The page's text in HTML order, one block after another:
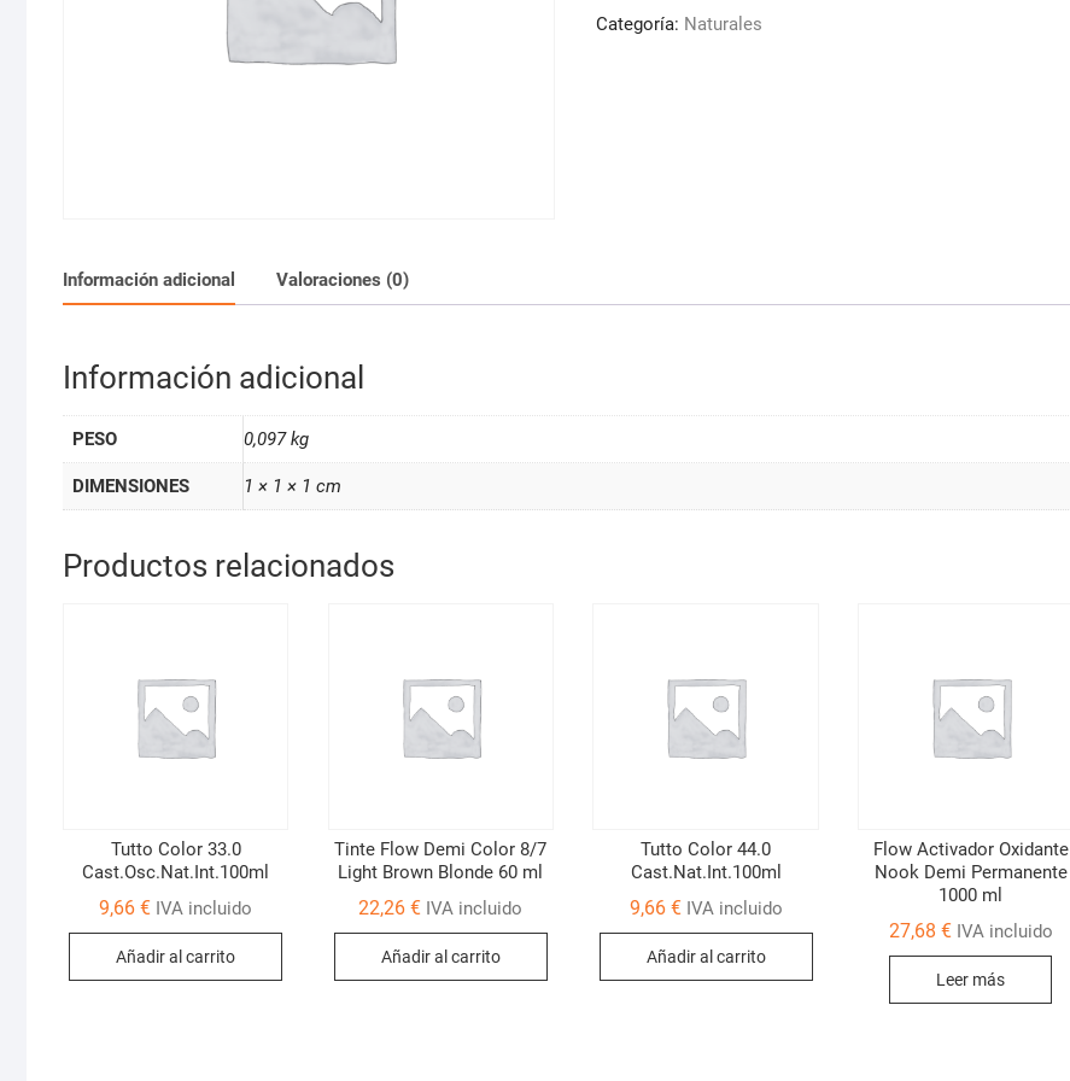
Castaño
Categoría: Naturales
Información adicional Valoraciones (0)
Información adicional
PESO 0,097 kg
DIMENSIONES 1 × 1 × 1 cm
Productos relacionados
Tutto Color 33.0
Cast.Osc.Nat.Int.100ml
9,66€ IVA incluido
Añadir al carrito
Tinte Flow Demi Color 8/7
Light Brown Blonde 60 ml
22,26€ IVA incluido
Añadir al carrito
Tutto Color 44.0
Cast.Nat.Int.100ml
9,66 € IVA incluido
Añadir al carrito
Flow Activador Oxidante
Nook Demi Permanente
1000 ml
27,68 € IVA incluido
Leer más